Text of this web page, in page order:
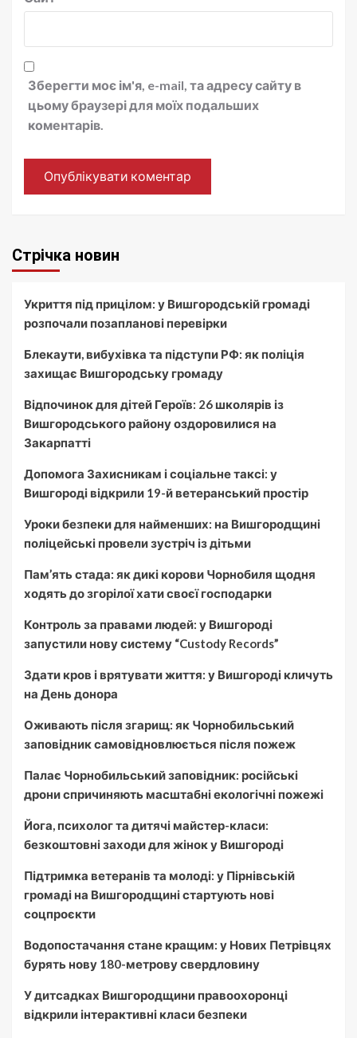
Зберегти моє ім'я, e-mail, та адресу сайту в
цьому браузері для моїх подальших
коментарів.
Стрічка новин
Укриття під прицілом: у Вишгородській громаді
розпочали позапланові перевірки
Блекаути, вибухівка та підступи РФ: як поліція
захищає Вишгородську громаду
Відпочинок для дітей Героїв: 26 школярів із
Вишгородського району оздоровилися на
Закарпатті
Допомога Захисникам і соціальне таксі: у
Вишгороді відкрили 19-й ветеранський простір
Уроки безпеки для найменших: на Вишгородщині
поліцейські провели зустріч із дітьми
Пам’ять стада: як дикі корови Чорнобиля щодня
ходять до згорілої хати своєї господарки
Контроль за правами людей: у Вишгороді
запустили нову систему “Custody Records”
Здати кров і врятувати життя: у Вишгороді кличуть
на День донора
Оживають після згарищ: як Чорнобильський
заповідник самовідновлюється після пожеж
Палає Чорнобильський заповідник: російські
дрони спричиняють масштабні екологічні пожежі
Йога, психолог та дитячі майстер-класи:
безкоштовні заходи для жінок у Вишгороді
Підтримка ветеранів та молоді: у Пірнівській
громаді на Вишгородщині стартують нові
соцпроєкти
Водопостачання стане кращим: у Нових Петрівцях
бурять нову 180-метрову свердловину
У дитсадках Вишгородщини правоохоронці
відкрили інтерактивні класи безпеки